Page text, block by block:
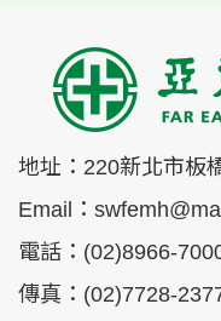
地址： 220新北市板
Email：
電話： (02)8966-
傳真： (02)7728-